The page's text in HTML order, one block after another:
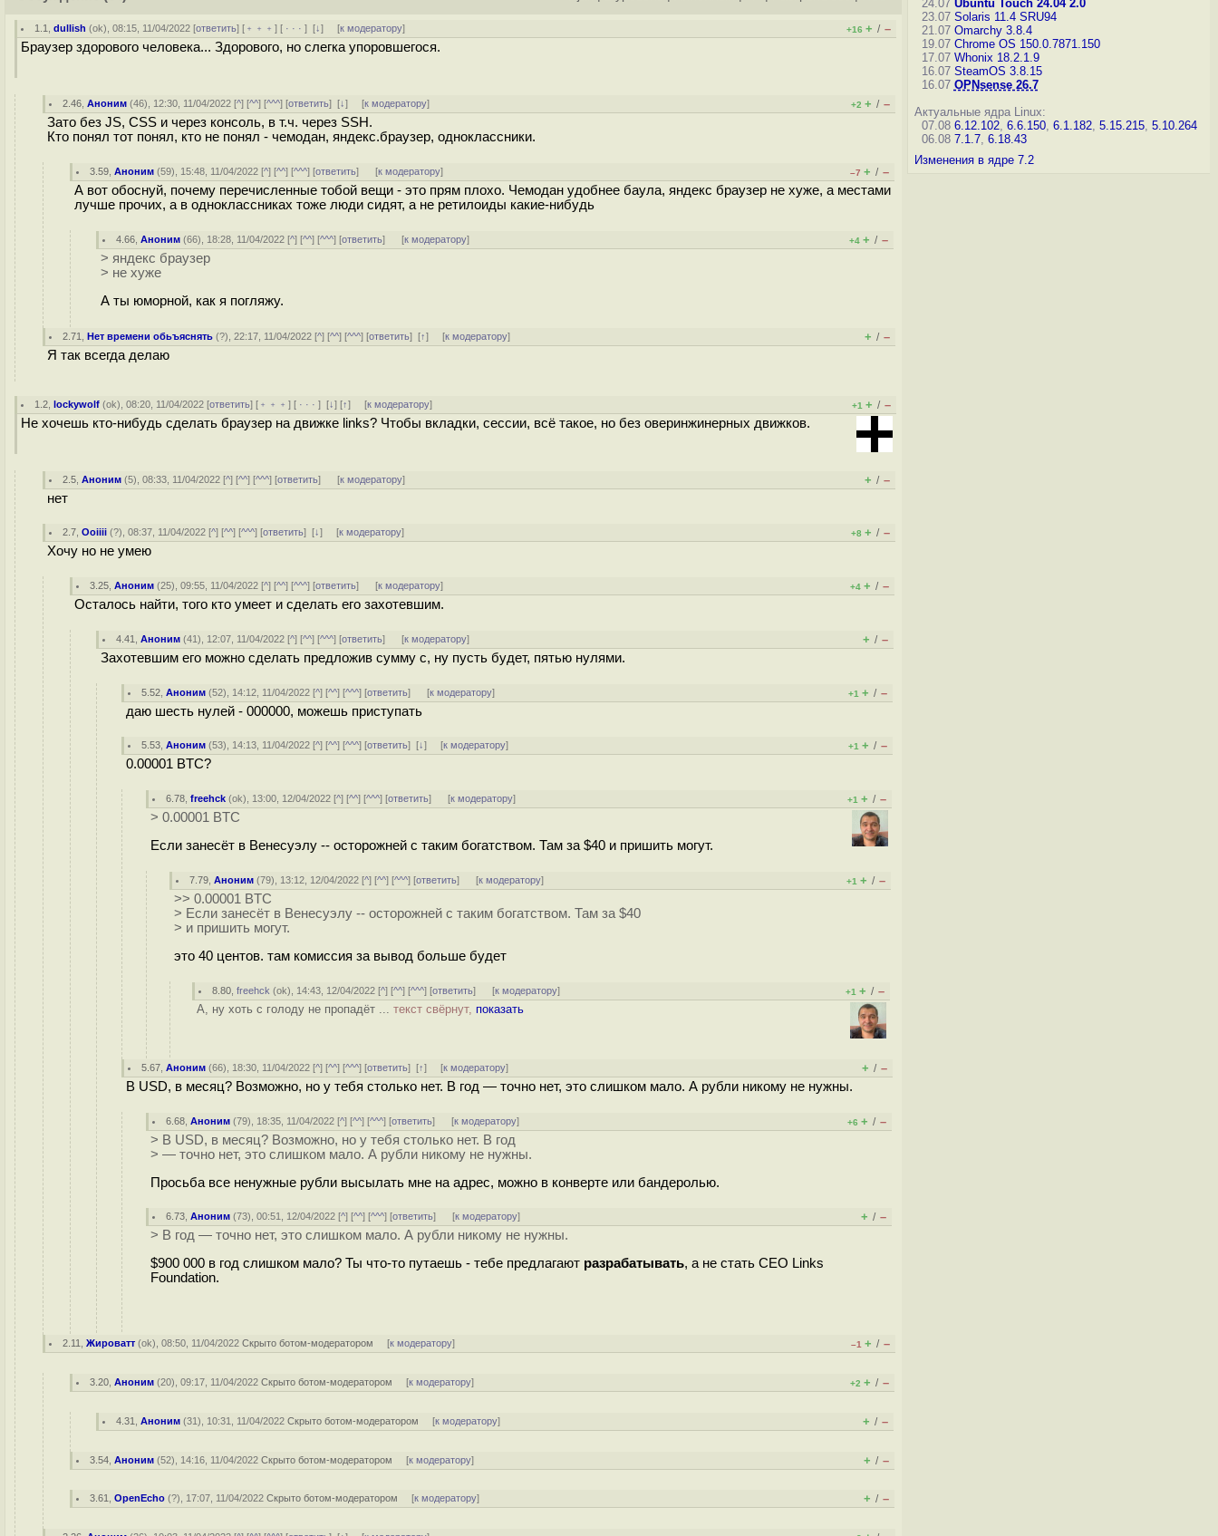
1.1 ,dullish (ok), 08:15, 11/04/2022 [ответить] [ ﹢﹢﹢] [ · · ·][↓] [к модератору] +16 + / –
Браузер здорового человека... Здорового, но слегка упоровшегося.
2.46 ,Аноним (46), 12:30, 11/04/2022 [^] [^^] [^^^] [ответить][↓] [к модератору] +2 + / –
Зато без JS, CSS и через консоль, в т.ч. через SSH.
Кто понял тот понял, кто не понял - чемодан, яндекс.браузер, одноклассники.
3.59 ,Аноним (59), 15:48, 11/04/2022 [^] [^^] [^^^] [ответить] [к модератору] –7 + / –
А вот обоснуй, почему перечисленные тобой вещи - это прям плохо. Чемодан удобнее баула, яндекс браузер не хуже, а местами
лучше прочих, а в одноклассниках тоже люди сидят, а не ретилоиды какие-нибудь
4.66 ,Аноним (66), 18:28, 11/04/2022 [^] [^^] [^^^] [ответить] [к модератору] +4 + / –
> яндекс браузер
> не хуже
А ты юморной, как я погляжу.
2.71 ,Нет времени обьъяснять (?), 22:17, 11/04/2022 [^] [^^] [^^^] [ответить][↑] [к модератору] + / –
Я так всегда делаю
1.2 ,lockywolf (ok), 08:20, 11/04/2022 [ответить] [ ﹢﹢﹢] [ · · ·][↓] [↑] [к модератору] +1 + / –
Не хочешь кто-нибудь сделать браузер на движке links? Чтобы вкладки, сессии, всё такое, но без оверинжинерных движков.
2.5 ,Аноним (5), 08:33, 11/04/2022 [^] [^^] [^^^] [ответить] [к модератору] + / –
нет
2.7 ,Ooiiii (?), 08:37, 11/04/2022 [^] [^^] [^^^] [ответить][↓] [к модератору] +8 + / –
Хочу но не умею
3.25 ,Аноним (25), 09:55, 11/04/2022 [^] [^^] [^^^] [ответить] [к модератору] +4 + / –
Осталось найти, того кто умеет и сделать его захотевшим.
4.41 ,Аноним (41), 12:07, 11/04/2022 [^] [^^] [^^^] [ответить] [к модератору] + / –
Захотевшим его можно сделать предложив сумму с, ну пусть будет, пятью нулями.
5.52 ,Аноним (52), 14:12, 11/04/2022 [^] [^^] [^^^] [ответить] [к модератору] +1 + / –
даю шесть нулей - 000000, можешь приступать
5.53 ,Аноним (53), 14:13, 11/04/2022 [^] [^^] [^^^] [ответить][↓] [к модератору] +1 + / –
0.00001 BTC?
6.78 ,freehck (ok), 13:00, 12/04/2022 [^] [^^] [^^^] [ответить] [к модератору] +1 + / –
> 0.00001 BTC
Если занесёт в Венесуэлу -- осторожней с таким богатством. Там за $40 и пришить могут.
7.79 ,Аноним (79), 13:12, 12/04/2022 [^] [^^] [^^^] [ответить] [к модератору] +1 + / –
>> 0.00001 BTC
> Если занесёт в Венесуэлу -- осторожней с таким богатством. Там за $40
> и пришить могут.
это 40 центов. там комиссия за вывод больше будет
8.80 ,freehck (ok), 14:43, 12/04/2022 [^] [^^] [^^^] [ответить] [к модератору] +1 + / –
А, ну хоть с голоду не пропадёт ... текст свёрнут, показать
5.67 ,Аноним (66), 18:30, 11/04/2022 [^] [^^] [^^^] [ответить][↑] [к модератору] + / –
В USD, в месяц? Возможно, но у тебя столько нет. В год — точно нет, это слишком мало. А рубли никому не нужны.
6.68 ,Аноним (79), 18:35, 11/04/2022 [^] [^^] [^^^] [ответить] [к модератору] +6 + / –
> В USD, в месяц? Возможно, но у тебя столько нет. В год
> — точно нет, это слишком мало. А рубли никому не нужны.
Просьба все ненужные рубли высылать мне на адрес, можно в конверте или бандеролью.
6.73 ,Аноним (73), 00:51, 12/04/2022 [^] [^^] [^^^] [ответить] [к модератору] + / –
> В год — точно нет, это слишком мало. А рубли никому не нужны.
$900 000 в год слишком мало? Ты что-то путаешь - тебе предлагают разрабатывать, а не стать CEO Links
Foundation.
2.11 ,Жироватт (ok), 08:50, 11/04/2022Скрыто ботом-модератором [к модератору] –1 + / –
3.20 ,Аноним (20), 09:17, 11/04/2022Скрыто ботом-модератором [к модератору] +2 + / –
4.31 ,Аноним (31), 10:31, 11/04/2022Скрыто ботом-модератором [к модератору] + / –
3.54 ,Аноним (52), 14:16, 11/04/2022Скрыто ботом-модератором [к модератору] + / –
3.61 ,OpenEcho (?), 17:07, 11/04/2022Скрыто ботом-модератором [к модератору] + / –
24.07 Ubuntu Touch 24.04 2.0
23.07 Solaris 11.4 SRU94
21.07 Omarchy 3.8.4
19.07 Chrome OS 150.0.7871.150
17.07 Whonix 18.2.1.9
16.07 SteamOS 3.8.15
16.07 OPNsense 26.7
Актуальные ядра Linux:
07.08 6.12.102, 6.6.150, 6.1.182, 5.15.215, 5.10.264
06.08 7.1.7, 6.18.43
Изменения в ядре 7.2